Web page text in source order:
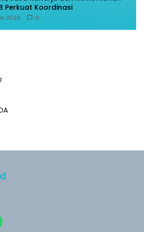
Perkuat Koordinasi
2026 0